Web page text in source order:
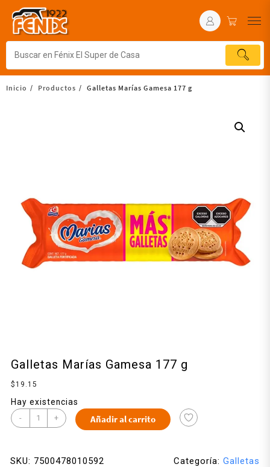
Inicio Productos Galletas Marías Gamesa 177 g
Galletas Marías Gamesa 177 g
$ 19.15
Hay existencias
- + Añadir al carrito
SKU: 7500478010592 Categoría: Galletas